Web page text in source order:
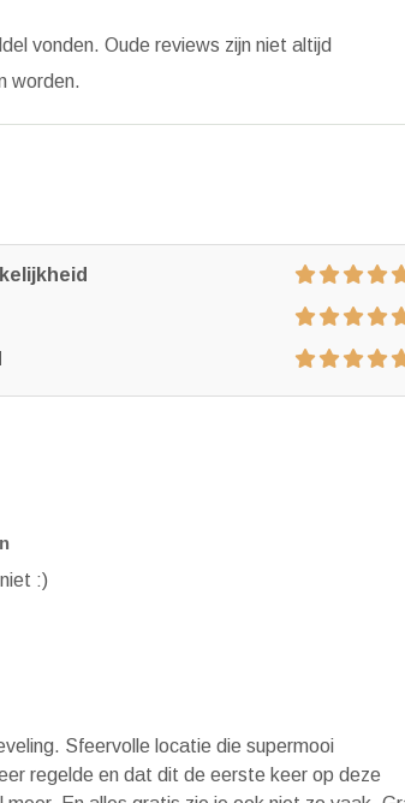
vonden. Oude reviews zijn niet altijd
worden.
:)
Sfeervolle locatie die supermooi
regelde en dat dit de eerste keer op deze